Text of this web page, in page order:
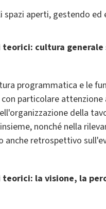
aperti, gestendo
cultura
programmatica e le
particolare
della
nonché nella
anche retrospettivo
la visione, la